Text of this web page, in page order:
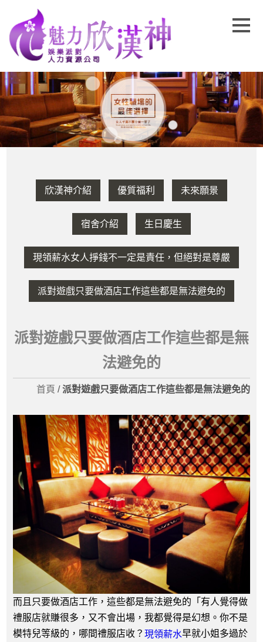
欣漢神介紹 優質福利 未來願景
宿舍介紹 生日慶生
現領薪水女人掙錢不一定是責任，但絕對是尊嚴
派對遊戲只要做酒店工作這些都是無法避免的
派對遊戲只要做酒店工作這些都是無
法避免的
首頁 /派對遊戲只要做酒店工作這些都是無法避免的
而且只要做酒店工作，這些都是無法避免的「有人覺得做
禮服店就賺很多，又不會出場，我都覺得是幻想。你不是
模特兒等級的，哪間禮服店收？ 現領薪水早就小姐多過於